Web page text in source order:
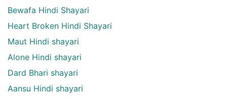
Bewafa Hindi Shayari
Heart Broken Hindi Shayari
Maut Hindi shayari
Alone Hindi shayari
Dard Bhari shayari
Aansu Hindi shayari